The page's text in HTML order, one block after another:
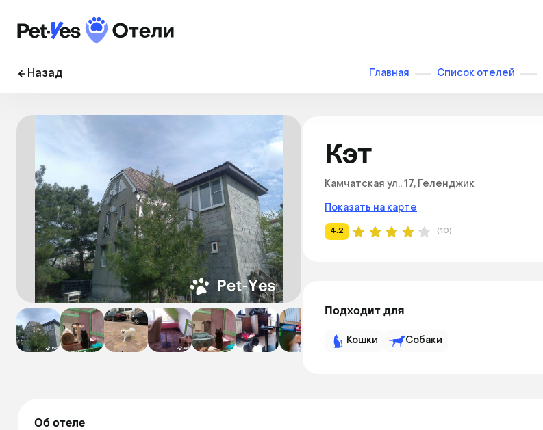
Назад Главная Список отелей
Кэт
Камчатская ул., 17, Геленджик
Показать на карте
4.2 (10)
Подходит для
Кошки Собаки
Об отеле